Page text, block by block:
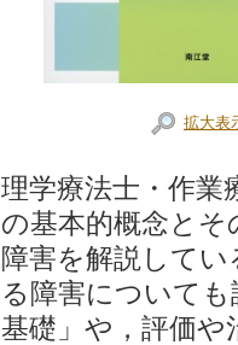
拡大表
理学療法士・作業
の基本的概念と
障害を解説して
る障害について
基礎」や，評価